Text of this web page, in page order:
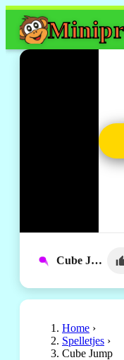
Mini
Cube Jump
Home ›
Spelletjes ›
Cube Jump